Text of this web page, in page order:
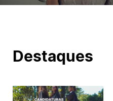
Destaques